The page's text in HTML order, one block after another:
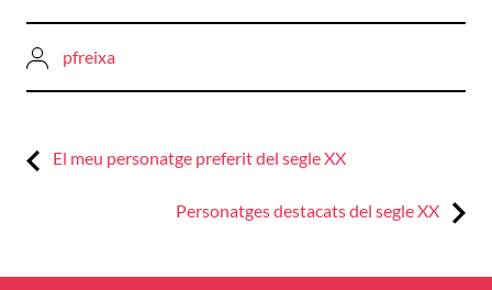
pfreixa
Navegació
Previous:
El meu personatge preferit del segle XX
Next:
Personatges destacats del segle XX